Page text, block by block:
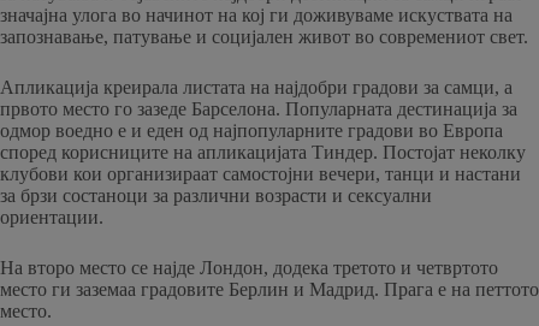
значајна улога во начинот на кој ги доживуваме искуствата на
запознавање, патување и социјален живот во современиот свет.
Апликација креирала листата на најдобри градови за самци, а
првото место го зазеде Барселона. Популарната дестинација за
одмор воедно е и еден од најпопуларните градови во Европа
според корисниците на апликацијата Тиндер. Постојат неколку
клубови кои организираат самостојни вечери, танци и настани
за брзи состаноци за различни возрасти и сексуални
ориентации.
На второ место се најде Лондон, додека третото и четвртото
место ги заземаа градовите Берлин и Мадрид. Прага е на петтото
место.